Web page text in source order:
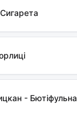
- Бютіфульна